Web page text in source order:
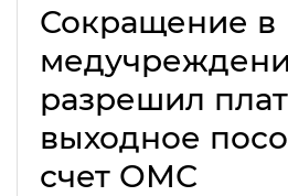
Сокращение в
разрешил
выходное
счет ОМС